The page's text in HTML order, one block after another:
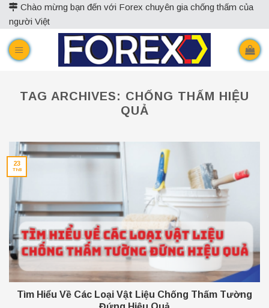
Skip
content
Chào mừng bạn đến với Forex chuyên gia chống thấm của
người Việt
TAG ARCHIVES: CHỐNG THẤM HIỆU
QUẢ
Tìm Hiểu Về Các Loại Vật Liệu Chống Thấm Tường
23
Th8